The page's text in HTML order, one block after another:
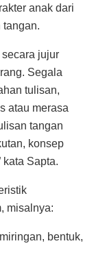
anak dari
tangan.
secara jujur
Segala
tulisan,
atau merasa
tangan
konsep
Sapta.
misalnya:
bentuk,